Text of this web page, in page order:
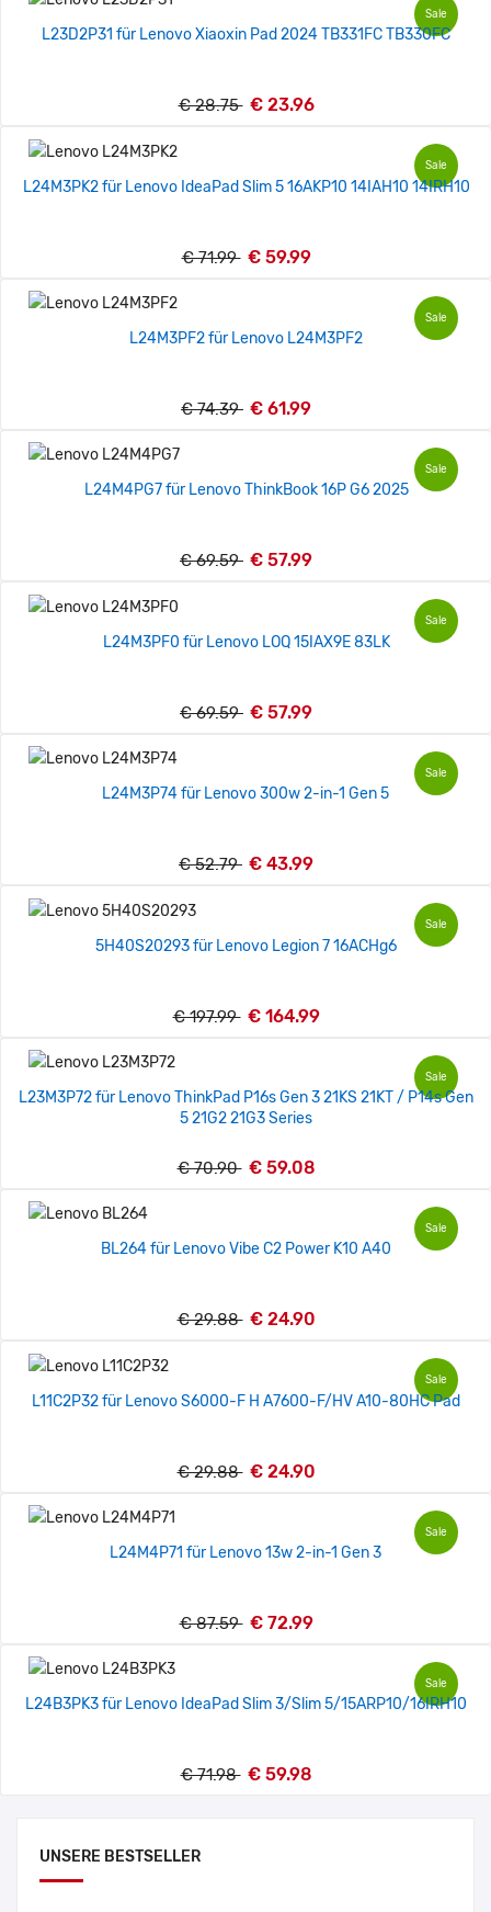
UNSERE BESTSELLER
Sale
L23D2P31 für Lenovo Xiaoxin Pad 2024 TB331FC TB330FC
€ 28.75 € 23.96
Sale
L24M3PK2 für Lenovo IdeaPad Slim 5 16AKP10 14IAH10 14IRH10
€ 71.99 € 59.99
Sale
L24M3PF2 für Lenovo L24M3PF2
€ 74.39 € 61.99
Sale
L24M4PG7 für Lenovo ThinkBook 16P G6 2025
€ 69.59 € 57.99
Sale
L24M3PF0 für Lenovo LOQ 15IAX9E 83LK
€ 69.59 € 57.99
Sale
L24M3P74 für Lenovo 300w 2-in-1 Gen 5
€ 52.79 € 43.99
Sale
5H40S20293 für Lenovo Legion 7 16ACHg6
€ 197.99 € 164.99
Sale
L23M3P72 für Lenovo ThinkPad P16s Gen 3 21KS 21KT / P14s Gen
5 21G2 21G3 Series
€ 70.90 € 59.08
Sale
BL264 für Lenovo Vibe C2 Power K10 A40
€ 29.88 € 24.90
Sale
L11C2P32 für Lenovo S6000-F H A7600-F/HV A10-80HC Pad
€ 29.88 € 24.90
Sale
L24M4P71 für Lenovo 13w 2-in-1 Gen 3
€ 87.59 € 72.99
Sale
L24B3PK3 für Lenovo IdeaPad Slim 3/Slim 5/15ARP10/16IRH10
€ 71.98 € 59.98